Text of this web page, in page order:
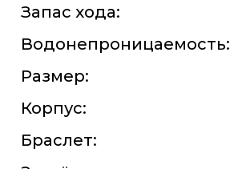
Запас хода:
Водонепроницаемость:
Размер:
Корпус:
Браслет: